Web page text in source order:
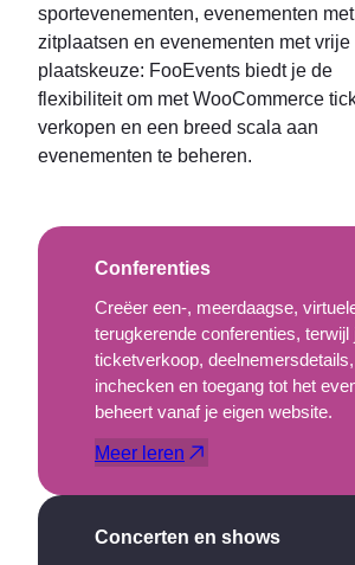
sportevenementen, evenementen
zitplaatsen en evenementen met vrije
plaatskeuze: FooEvents biedt je de
flexibiliteit om met WooCommerce
verkopen en een breed scala aan
evenementen te beheren.
Conferenties
Creëer een-, meerdaagse,
terugkerende conferenties, terwijl
ticketverkoop, deelnemersdetails,
inchecken en toegang tot het
beheert vanaf je eigen website.
Meer leren
Concerten en shows